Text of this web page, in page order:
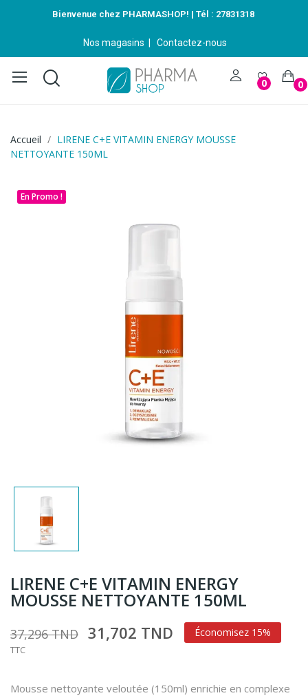
Bienvenue chez PHARMASHOP! | Tél : 27831318
Nos magasins Contactez-nous
0 0
Accueil
LIRENE C+E VITAMIN ENERGY MOUSSE
NETTOYANTE 150ML
En Promo !
LIRENE C+E VITAMIN ENERGY
MOUSSE NETTOYANTE 150ML
37,296 TND 31,702 TND Économisez 15%
TTC
Mousse nettoyante veloutée (150ml) enrichie en complexe